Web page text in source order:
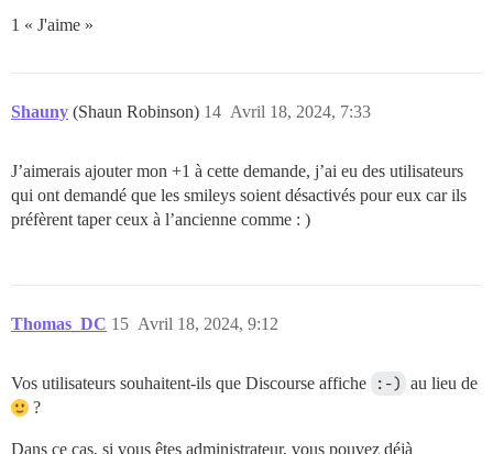
1 « J'aime »
Shauny (Shaun Robinson) Avril 18, 2024, 7:33
14
J’aimerais ajouter mon +1 à cette demande, j’ai eu des utilisateurs
qui ont demandé que les smileys soient désactivés pour eux car ils
préfèrent taper ceux à l’ancienne comme : )
Thomas_DC Avril 18, 2024, 9:12
15
Vos utilisateurs souhaitent-ils que Discourse affiche :-) au lieu de
?
Dans ce cas, si vous êtes administrateur, vous pouvez déjà